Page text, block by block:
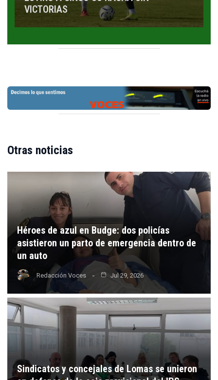
VICTORIAS
Otras noticias
Héroes de azul en Budge: dos policías
asistieron un parto de emergencia dentro de
un auto
Redacción Voces Jul 29, 2026
Sindicatos y concejales de Lomas se unieron